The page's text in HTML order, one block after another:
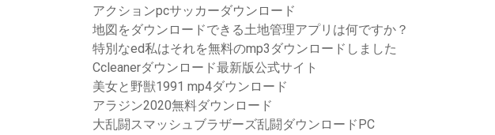
アクションpcサッカーダウンロード
地図をダウンロードできる土地管理アプリは何ですか？
特別なed私はそれを無料のmp3ダウンロードしました
Ccleanerダウンロード最新版公式サイト
美女と野獣1991 mp4ダウンロード
アラジン2020無料ダウンロード
大乱闘スマッシュブラザーズ乱闘ダウンロードPC